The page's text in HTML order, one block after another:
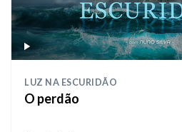
LUZ NA ESCURIDÃO
O perdão